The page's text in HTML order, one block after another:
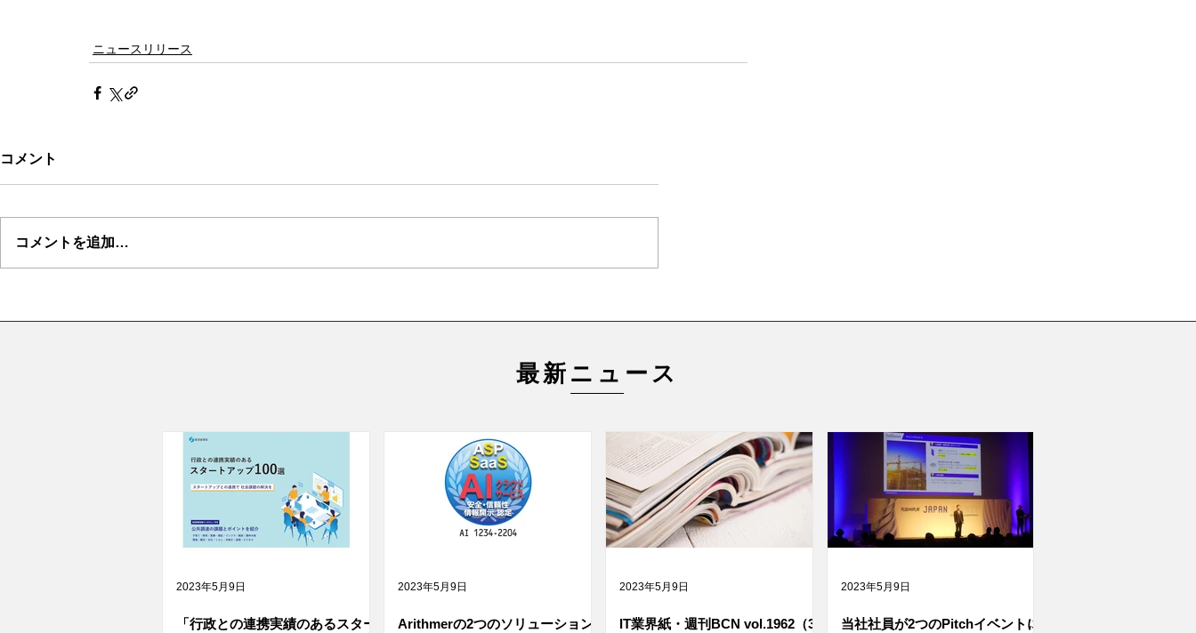
ニュースリリース
コメント
コメントを追加…
最新ニュース
「行政との連携実績のあるスター
2023年5月9日
Arithmerの2つのソリューション
2023年5月9日
IT業界紙・週刊BCN vol.1962（3
2023年5月9日
当社社員が2つのPitchイベントに
2023年5月9日